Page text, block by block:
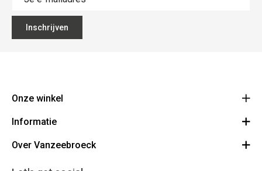
Inschrijven
Onze winkel
Vanzeebroeck Motors
1600 Sint-Pieters-Leeuw
Informatie
Bestelling annuleren
Over Vanzeebroeck
Cadeaubon